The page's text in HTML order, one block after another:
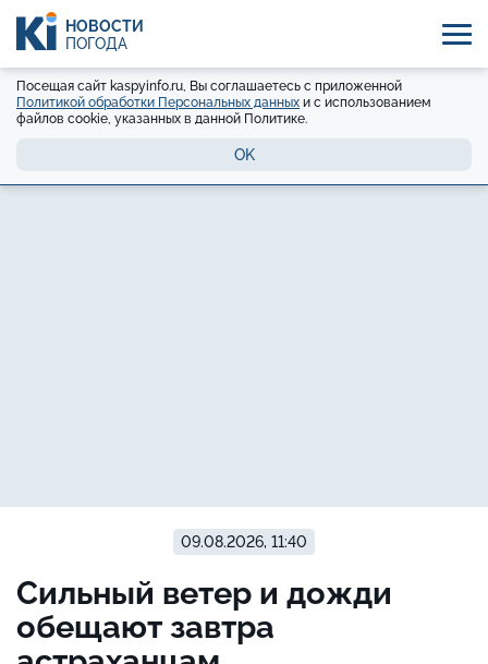
НОВОСТИ
ПОГОДА
Посещая сайт kaspyinfo.ru, Вы соглашаетесь с приложенной
Политикой обработки Персональных данных и с использованием
файлов cookie, указанных в данной Политике.
OK
09.08.2026, 11:40
Сильный ветер и дожди
обещают завтра